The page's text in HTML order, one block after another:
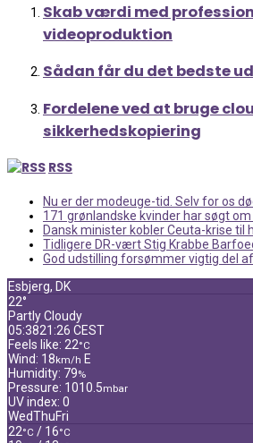
Skab værdi med
videoproduktion
Sådan får du det bedste
Fordelene ved at bruge
sikkerhedskopiering
RSS
Nu er der modeuge-tid. Selv for os
171 grønlandske kvinder har søgt
Dansk minister kobler Ceuta-krise til
Tidligere DR-vært Stig Krabbe
God udstilling forsømmer vigtig del
Esbjerg, DK
22°
Partly Cloudy
05:3821:26 CEST
Feels like: 22°C
Wind: 18km/h E
Humidity: 79%
Pressure: 1010.5mbar
UV index: 0
WedThuFri
22°C / 16°C